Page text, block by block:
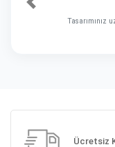
Tasarımınız
Önceki
Ücretsiz